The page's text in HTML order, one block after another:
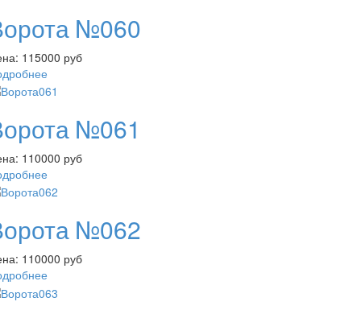
№060
115000 руб
№061
110000 руб
№062
110000 руб